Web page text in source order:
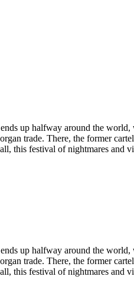
up halfway around the
trade. There, the former
this festival of nightmares and
up halfway around the
trade. There, the former
this festival of nightmares and